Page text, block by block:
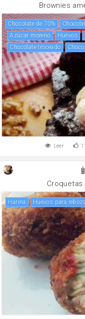
Brownies
Chocolate de 70%
Azúcar moreno
huevos
Chocolate troceado
Leer 11
Croquetas
harina Huevos para